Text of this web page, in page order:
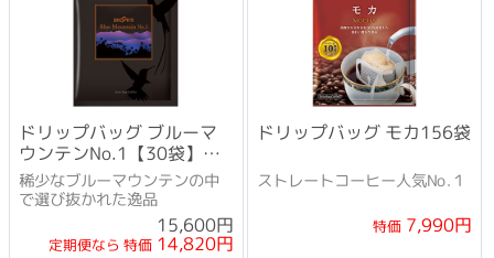
ドリップバッグ ブルーマ
ウンテンNo.1【30袋】化
粧箱入り
稀少なブルーマウンテンの中
で選び抜かれた逸品
15,600円
定期便なら 特価14,820円
ドリップバッグ モカ156袋
ストレートコーヒー人気No.１
特価7,990円